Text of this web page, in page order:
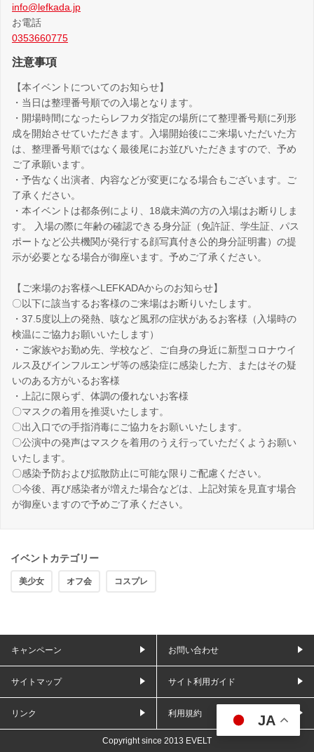
info@lefkada.jp
お電話
0353660775
注意事項
【本イベントについてのお知らせ】
・当日は整理番号順での入場となります。
・開場時間になったらレフカダ指定の場所にて整理番号順に列形
成を開始させていただきます。入場開始後にご来場いただいた方
は、整理番号順ではなく最後尾にお並びいただきますので、予め
ご了承願います。
・予告なく出演者、内容などが変更になる場合もございます。ご
了承ください。
・本イベントは都条例により、18歳未満の方の入場はお断りしま
す。 入場の際に年齢の確認できる身分証（免許証、学生証、パス
ポートなど公共機関が発行する顔写真付き公的身分証明書）の提
示が必要となる場合が御座います。予めご了承ください。
【ご来場のお客様へLEFKADAからのお知らせ】
〇以下に該当するお客様のご来場はお断りいたします。
・37.5度以上の発熱、咳など風邪の症状があるお客様（入場時の
検温にご協力お願いいたします）
・ご家族やお勤め先、学校など、ご自身の身近に新型コロナウイ
ルス及びインフルエンザ等の感染症に感染した方、またはその疑
いのある方がいるお客様
・上記に限らず、体調の優れないお客様
〇マスクの着用を推奨いたします。
〇出入口での手指消毒にご協力をお願いいたします。
〇公演中の発声はマスクを着用のうえ行っていただくようお願い
いたします。
〇感染予防および拡散防止に可能な限りご配慮ください。
〇今後、再び感染者が増えた場合などは、上記対策を見直す場合
が御座いますので予めご了承ください。
イベントカテゴリー
美少女 オフ会 コスプレ
JA
キャンペーン お問い合わせ
サイトマップ サイト利用ガイド
リンク 利用規約
Copyright since 2013 EVELT